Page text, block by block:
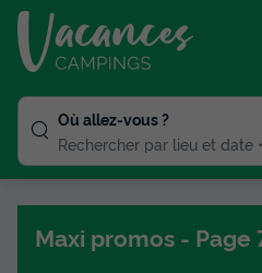
Où allez-vous ?
Rechercher par lieu et date
Maxi promos - Page